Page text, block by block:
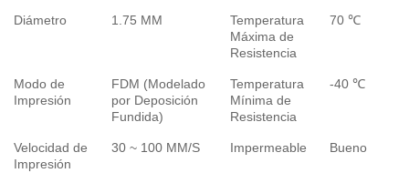
Diámetro 1.75 MM
Temperatura
Máxima de
Resistencia
70 ℃
Modo de
Impresión
FDM (Modelado
por Deposición
Fundida)
Temperatura
Mínima de
Resistencia
-40 ℃
Velocidad de
Impresión
30 ~ 100 MM/S Impermeable Bueno